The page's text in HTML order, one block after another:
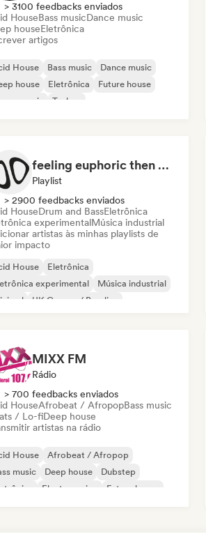
> 3100 feedbacks enviados
HouseBass musicDance music
houseEletrônica
artigos
House Bass music
Dance music
house
Eletrônica
Future house
music
Techno
feeling euphoric then depressed
Playlist
> 2900 feedbacks enviados
HouseDrum and BassEletrônica
experimentalMúsica industrial
artistas às minhas playlists de
impacto
House
Eletrônica
experimental
Música industrial
UK Garage / Bassline
MIXX FM
Rádio
> 700 feedbacks enviados
HouseAfrobeat / AfropopBass music
/ Lo-fiDeep house
artistas na rádio
House
Afrobeat / Afropop
music
Deep house
Dubstep
Electro swing Future house